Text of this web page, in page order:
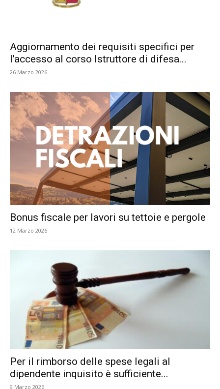
Aggiornamento dei requisiti specifici per
l’accesso al corso Istruttore di difesa...
26 Marzo 2026
Bonus fiscale per lavori su tettoie e pergole
12 Marzo 2026
Per il rimborso delle spese legali al
dipendente inquisito è sufficiente...
9 Marzo 2026